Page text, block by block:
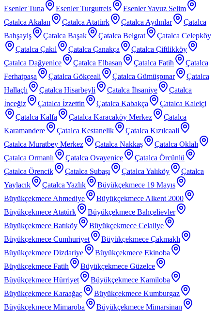
Esenler Tuna
Esenler Turgutreis
Esenler Yavuz Selim
Çatalca Akalan
Çatalca Atatürk Çatalca Aydınlar
Çatalca
Bahşayiş
Çatalca Başak Çatalca Belgrat
Çatalca Celepköy
Çatalca Çakıl
Çatalca Çanakça
Çatalca Çiftlikköy
Çatalca Dağyenice
Çatalca Elbasan Çatalca Fatih
Çatalca
Ferhatpaşa
Çatalca Gökçeali Çatalca Gümüşpınar
Çatalca
Hallaçlı
Çatalca Hisarbeyli Çatalca İhsaniye
Çatalca
İnceğiz
Çatalca İzzettin Çatalca Kabakça
Çatalca Kaleiçi
Çatalca Kalfa
Çatalca Karacaköy Merkez
Çatalca
Karamandere
Çatalca Kestanelik
Çatalca Kızılcaali
Çatalca Muratbey Merkez
Çatalca Nakkaş
Çatalca Oklalı
Çatalca Ormanlı
Çatalca Ovayenice
Çatalca Örcünlü
Çatalca Örencik
Çatalca Subaşı Çatalca Yalıköy
Çatalca
Yaylacık
Çatalca Yazlık
Büyükçekmece 19 Mayıs
Büyükçekmece Ahmediye
Büyükçekmece Alkent 2000
Büyükçekmece Atatürk
Büyükçekmece Bahçelievler
Büyükçekmece Batıköy
Büyükçekmece Celaliye
Büyükçekmece Cumhuriyet
Büyükçekmece Çakmaklı
Büyükçekmece Dizdariye
Büyükçekmece Ekinoba
Büyükçekmece Fatih
Büyükçekmece Güzelce
Büyükçekmece Hürriyet
Büyükçekmece Kamiloba
Büyükçekmece Karaağaç
Büyükçekmece Kumburgaz
Büyükçekmece Mimaroba
Büyükçekmece Mimarsinan